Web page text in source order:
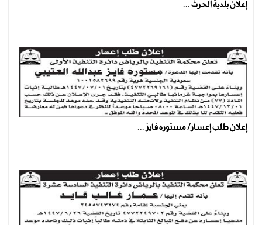
إعلان بلدية الحرث ...
إعلان طلب إعسار/ مستوره فايز ...